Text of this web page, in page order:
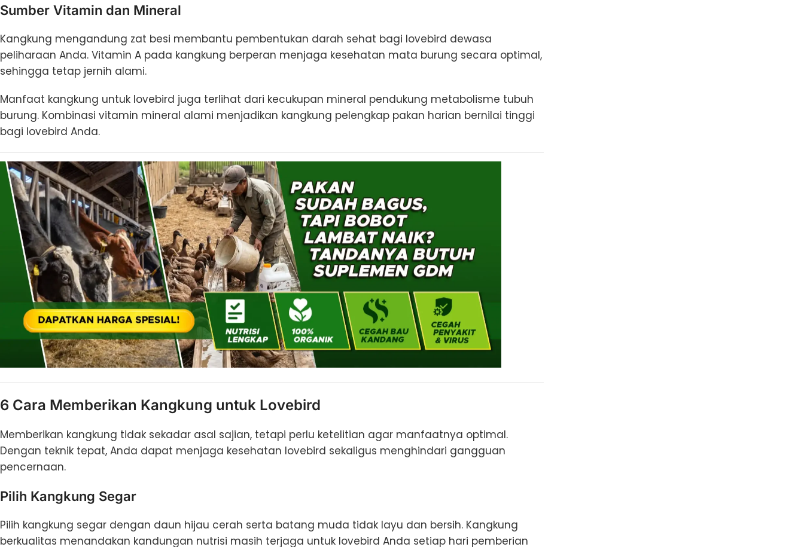
Sumber Vitamin dan Mineral
Kangkung mengandung zat besi membantu pembentukan darah sehat bagi lovebird dewasa
peliharaan Anda. Vitamin A pada kangkung berperan menjaga kesehatan mata burung secara optimal,
sehingga tetap jernih alami.
Manfaat kangkung untuk lovebird juga terlihat dari kecukupan mineral pendukung metabolisme tubuh
burung. Kombinasi vitamin mineral alami menjadikan kangkung pelengkap pakan harian bernilai tinggi
bagi lovebird Anda.
6 Cara Memberikan Kangkung untuk Lovebird
Memberikan kangkung tidak sekadar asal sajian, tetapi perlu ketelitian agar manfaatnya optimal.
Dengan teknik tepat, Anda dapat menjaga kesehatan lovebird sekaligus menghindari gangguan
pencernaan.
Pilih Kangkung Segar
Pilih kangkung segar dengan daun hijau cerah serta batang muda tidak layu dan bersih. Kangkung
berkualitas menandakan kandungan nutrisi masih terjaga untuk lovebird Anda setiap hari pemberian